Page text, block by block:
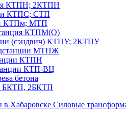
КТПН; 2КТПН
КТПС; СТП
КТПм; МТП
КТПМ(О)
(сэндвич) КТПУ; 2КТПУ
МТПЖ
КТПН
КТП-ВЦ
бетона
БКТП, 2БКТП
Силовые